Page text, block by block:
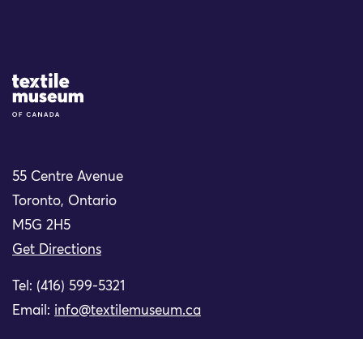
Site Logo
55 Centre Avenue
Toronto, Ontario
M5G 2H5
Get Directions
Tel: (416) 599-5321
Email: info@textilemuseum.ca